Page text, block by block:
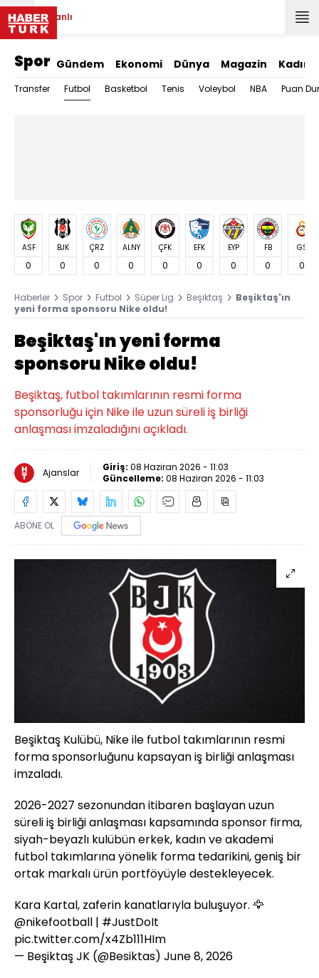
Canlı
Spor Gündem Ekonomi Dünya Magazin Kadın
Transfer Futbol Basketbol Tenis Voleybol NBA Puan
ASF
0
BJK
0
ÇRZ
0
ALNY
0
ÇFK
0
EFK
0
EYP
0
FB
0
GS
0
Haberler Spor Futbol Süper Lig Beşiktaş
Beşiktaş'ın
yeni forma sponsoru Nike oldu!
Beşiktaş'ın yeni forma
sponsoru Nike oldu!
Beşiktaş, futbol takımlarının resmi forma
sponsorluğu için Nike ile uzun süreli iş birliği
anlaşması imzaladığını açıkladı.
Ajanslar Giriş: 08 Haziran 2026 - 11:03
Güncelleme: 08 Haziran 2026 - 11:03
ABONE OL
Beşiktaş Kulübü, Nike ile futbol takımlarının resmi
forma sponsorluğunu kapsayan iş birliği anlaşması
imzaladı.
2026-2027 sezonundan itibaren başlayan uzun
süreli iş birliği anlaşması kapsamında sponsor firma,
siyah-beyazlı kulübün erkek, kadın ve akademi
futbol takımlarına yönelik forma tedarikini, geniş bir
ortak markalı ürün portföyüyle destekleyecek.
Kara Kartal, zaferin kanatlarıyla buluşuyor. 🦅
@nikefootball | #JustDoIt
pic.twitter.com/x4Zb111HIm
— Beşiktaş JK (@Besiktas) June 8, 2026